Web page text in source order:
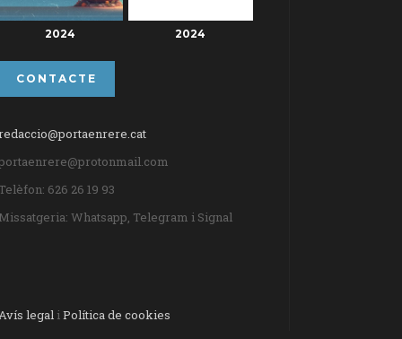
2024 2024
CONTACTE
Telèfon: 626 26 19 93
Missatgeria: Whatsapp, Telegram i Signal
legaliPolítica de cookies